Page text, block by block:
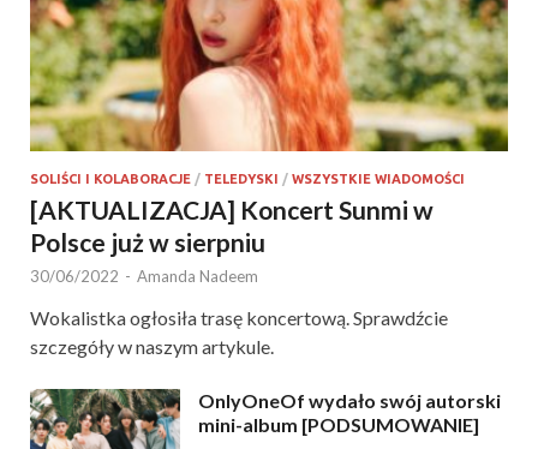
SOLIŚCI I KOLABORACJE / TELEDYSKI / WSZYSTKIE WIADOMOŚCI
[AKTUALIZACJA] Koncert Sunmi w
Polsce już w sierpniu
30/06/2022 - Amanda Nadeem
Wokalistka ogłosiła trasę koncertową. Sprawdźcie
szczegóły w naszym artykule.
OnlyOneOf wydało swój autorski
mini-album [PODSUMOWANIE]